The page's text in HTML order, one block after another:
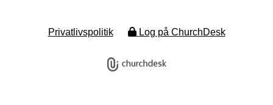
Privatlivspolitik Log på ChurchDesk